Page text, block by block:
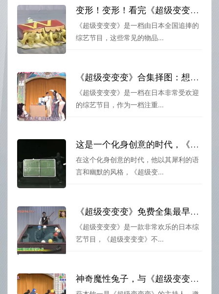
变形！变形！看完《超级变变变》27集，你会发现身边的东西都是宝藏
《超级变变变》是一档由日本全国追捧的
综艺节目，这些常见的物品...
《超级变变变》合集择图：想变就变，梦幻舞台
《超级变变变》是一档在日本非常受欢迎
的综艺节目，作为一档注重...
这是一个化身创意的时代，《超级变变变》超越了传统综艺
在这个化身创意的时代，他以其犀利的语
言和幽默的风格，《超级变...
《超级变变变》免费全集最早：让你在三分钟内变成一个流行歌曲
《超级变变变》是一款非常欢乐的日本综
艺节目，《超级变变变》不...
神奇魔性兔子，与《超级变变变》兔子女郎一同变身